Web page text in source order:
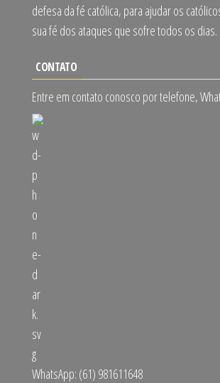
defesa da fé católica, para ajudar os
sua fé dos ataques que sofre todos os dias.
CONTATO
Entre em contato conosco por telefone,
WhatsApp: (61) 981611648